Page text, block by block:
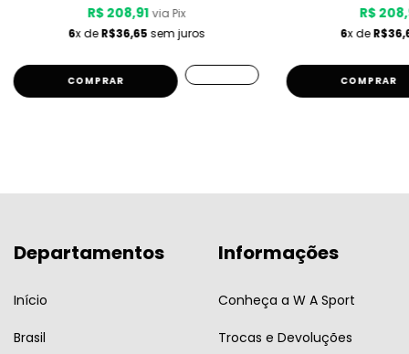
R$ 208,91 via Pix
6x deR$36,65 sem juros
COMPRAR
R$
6x de
COMPRAR
Departamentos
Início
Brasil
Informações
Conheça a W A Sport
Trocas e Devoluções